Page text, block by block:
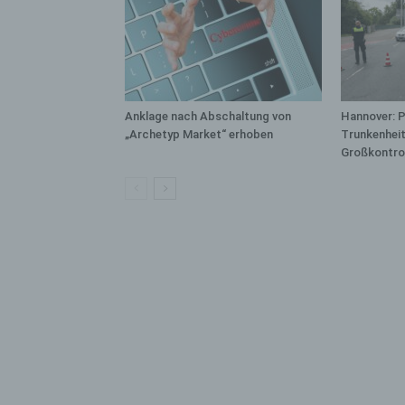
Anklage nach Abschaltung von
„Archetyp Market“ erhoben
Hannover: